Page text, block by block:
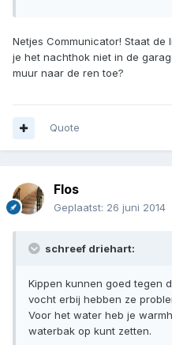
Netjes Communicator! Staat
je het nachthok niet in de
muur naar de ren toe?
Quote
Flos
Geplaatst: 26 juni 2014
schreef driehart:
Kippen kunnen goed tegen
vocht erbij hebben ze
Voor het water heb je
waterbak op kunt zetten.